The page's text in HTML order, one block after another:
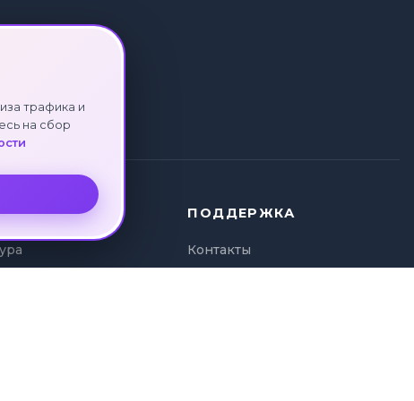
ПОДДЕРЖКА
Контакты
Политика
трафика и
на сбор